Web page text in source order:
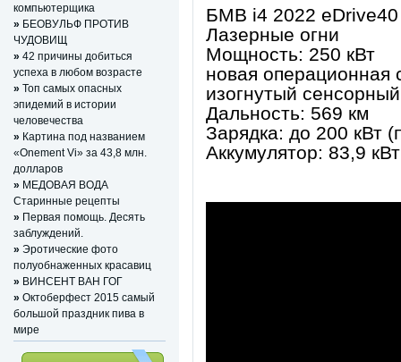
БМВ i4 2022 eDrive40
Лазерные огни
Мощность: 250 кВт
новая операционная
изогнутый
Дальность: 569 км
Зарядка: до 200 кВт
Аккумулятор: 83,9
компьютерщика
» БЕОВУЛЬФ ПРОТИВ
ЧУДОВИЩ
» 42 причины добиться
успеха в любом возрасте
» Топ самых опасных
эпидемий в истории
человечества
» Картина под названием
«Onement Vi» за 43,8 млн.
долларов
» МЕДОВАЯ ВОДА
Старинные рецепты
» Первая помощь. Десять
заблуждений.
» Эротические фото
полуобнаженных красавиц
» ВИНСЕНТ ВАН ГОГ
» Октоберфест 2015 самый
большой праздник пива в
мире